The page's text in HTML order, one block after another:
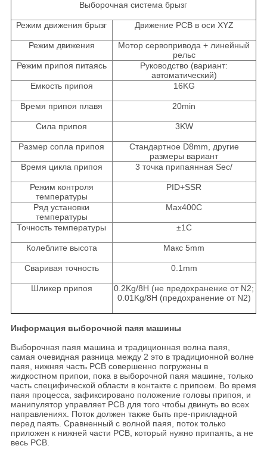
Выборочная система брызг
Режим движения брызг Движение PCB в оси XYZ
Режим движения
Мотор сервопривода + линейный
рельс
Режим припоя питаясь
Руководство (вариант:
автоматический)
Емкость припоя
16KG
Время припоя плавя 20min
Сила припоя 3KW
Размер сопла припоя
Стандартное D8mm, другие
размеры вариант
Время цикла припоя
3 точка припаянная Sec/
Режим контроля
температуры
PID+SSR
Ряд установки
температуры
Max400C
Точность температуры ±1C
Колеблите высота Макс 5mm
Сваривая точность 0.1mm
Шликер припоя 0.2Kg/8H (не предохранение от N2;
0.01Kg/8H (предохранение от N2)
Информация выборочной паяя машины
Выборочная паяя машина и традиционная волна паяя,
самая очевидная разница между 2 это в традиционной волне
паяя, нижняя часть PCB совершенно погружены в
жидкостном припои, пока в выборочной паяя машине, только
часть специфической области в контакте с припоем. Во время
паяя процесса, зафиксировано положение головы припоя, и
манипулятор управляет PCB для того чтобы двинуть во всех
направлениях. Поток должен также быть пре-прикладной
перед паять. Сравненный с волной паяя, поток только
приложен к нижней части PCB, который нужно припаять, а не
весь PCB.